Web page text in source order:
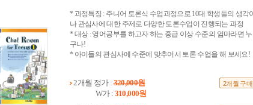
* 과정특징 : 주니어 토론식 수업과정으로 10대 학생들의 생각
나 관심사에 대한 주제로 다양한 토론수업이 진행되는 과정
* 대상 : 영어공부를 하고자 하는 중급 이상 수준의 엄마라면 누
구나!
* 아이들의 관심사에 수준에 맞추어서 토론 수업을 해 보세요!
2개월 정가 :320,000원
W가 : 310,000원
2개월 구매